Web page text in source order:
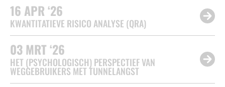
OVER
16 APR ‘26
KWANTITATIEVE RISICO ANALYSE (QRA)
03MRT ‘26
HET (PSYCHOLOGISCH) PERSPECTIEF VAN
WEGGEBRUIKERS MET TUNNELANGST